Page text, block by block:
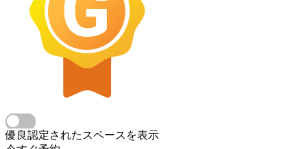
優良認定されたスペースを表示